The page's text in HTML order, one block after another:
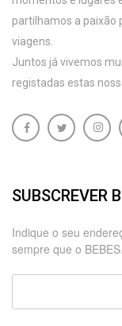
partilhamos a paixão
viagens.
Juntos já vivemos
registadas estas
SUBSCREVER
Indique o seu
sempre que o